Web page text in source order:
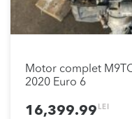
Motor complet
2020 Euro 6
16,399.99 LEI